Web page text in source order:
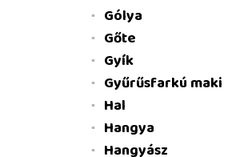
Gólya
Gőte
Gyík
Gyűrűsfarkú maki
Hal
Hangya
Hangyász